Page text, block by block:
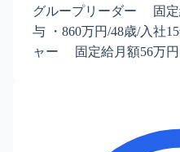
グループリーダー 固定
与 ・860万円/48歳/入社
ャー 固定給月額56万円